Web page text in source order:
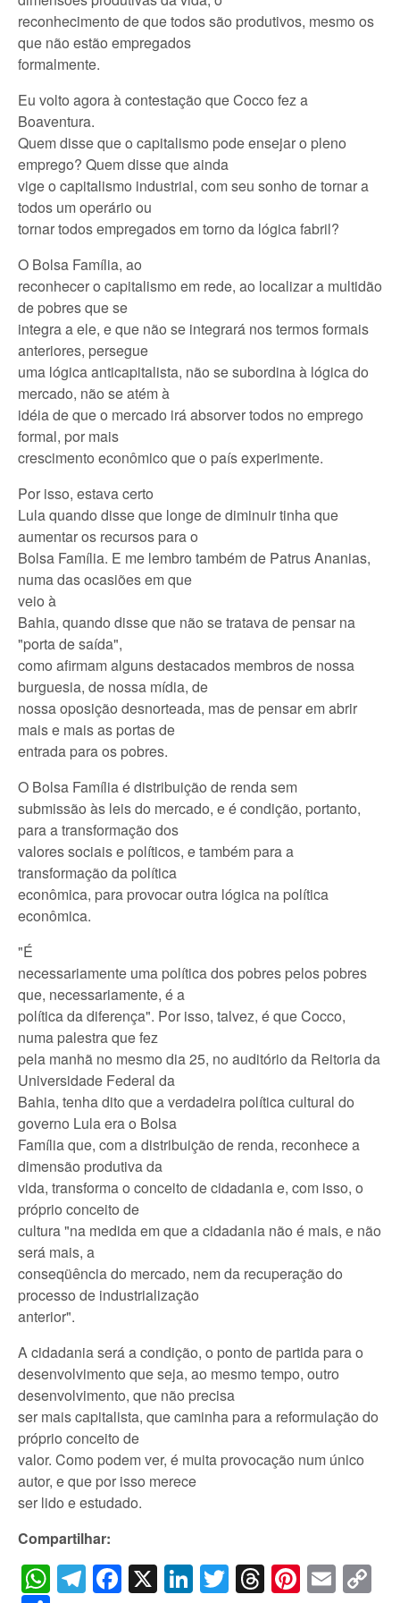
reconhecimento de que todos são produtivos, mesmo os
que não estão empregados
formalmente.
Eu volto agora à contestação que Cocco fez a
Boaventura.
Quem disse que o capitalismo pode ensejar o pleno
emprego? Quem disse que ainda
vige o capitalismo industrial, com seu sonho de tornar a
todos um operário ou
tornar todos empregados em torno da lógica fabril?
O Bolsa Família, ao
reconhecer o capitalismo em rede, ao localizar a multidão
de pobres que se
integra a ele, e que não se integrará nos termos formais
anteriores, persegue
uma lógica anticapitalista, não se subordina à lógica do
mercado, não se atém à
idéia de que o mercado irá absorver todos no emprego
formal, por mais
crescimento econômico que o país experimente.
Por isso, estava certo
Lula quando disse que longe de diminuir tinha que
aumentar os recursos para o
Bolsa Família. E me lembro também de Patrus Ananias,
numa das ocasiões em que
veio à
Bahia, quando disse que não se tratava de pensar na
"porta de saída",
como afirmam alguns destacados membros de nossa
burguesia, de nossa mídia, de
nossa oposição desnorteada, mas de pensar em abrir
mais e mais as portas de
entrada para os pobres.
O Bolsa Família é distribuição de renda sem
submissão às leis do mercado, e é condição, portanto,
para a transformação dos
valores sociais e políticos, e também para a
transformação da política
econômica, para provocar outra lógica na política
econômica.
"É
necessariamente uma política dos pobres pelos pobres
que, necessariamente, é a
política da diferença". Por isso, talvez, é que Cocco,
numa palestra que fez
pela manhã no mesmo dia 25, no auditório da Reitoria da
Universidade Federal da
Bahia, tenha dito que a verdadeira política cultural do
governo Lula era o Bolsa
Família que, com a distribuição de renda, reconhece a
dimensão produtiva da
vida, transforma o conceito de cidadania e, com isso, o
próprio conceito de
cultura "na medida em que a cidadania não é mais, e não
será mais, a
conseqüência do mercado, nem da recuperação do
processo de industrialização
anterior".
A cidadania será a condição, o ponto de partida para o
desenvolvimento que seja, ao mesmo tempo, outro
desenvolvimento, que não precisa
ser mais capitalista, que caminha para a reformulação do
próprio conceito de
valor. Como podem ver, é muita provocação num único
autor, e que por isso merece
ser lido e estudado.
Compartilhar:
WhatsApp
Telegram
Facebook
X LinkedIn
Twitter
Threads